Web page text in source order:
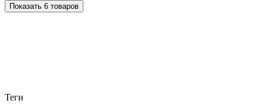
Показать 6 товаров
Теги